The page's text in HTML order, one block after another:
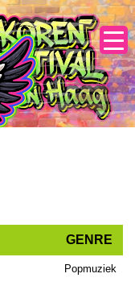
GENRE
GENRE
Popmuziek